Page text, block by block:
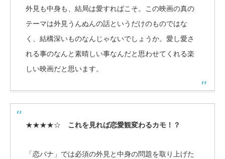
外見も中身も、結局は愛すればこそ。この映画の真の
テーマは外見うんぬんの話というだけのものではな
く、結構深いものなんじゃないでしょうか。愛し愛さ
れる事のなんと素晴しい事なんだと思わせてくれる楽
しい映画だと思います。
★★★★☆ これを見れば恋愛観変わるカモ！？
「恋バナ」では必須の外見と中身の問題を取り上げた